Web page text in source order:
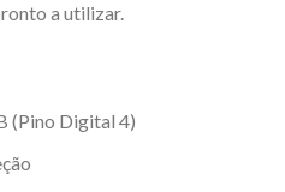
a utilizar.
(Pino Digital 4)